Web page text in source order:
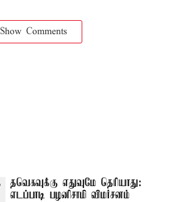
Show Comments
தவெகவுக்கு எதுவுமே தெரியாது:
எடப்பாடி பழனிசாமி விமர்சனம்